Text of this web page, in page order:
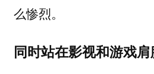
么惨烈。
同时站在影视和游戏